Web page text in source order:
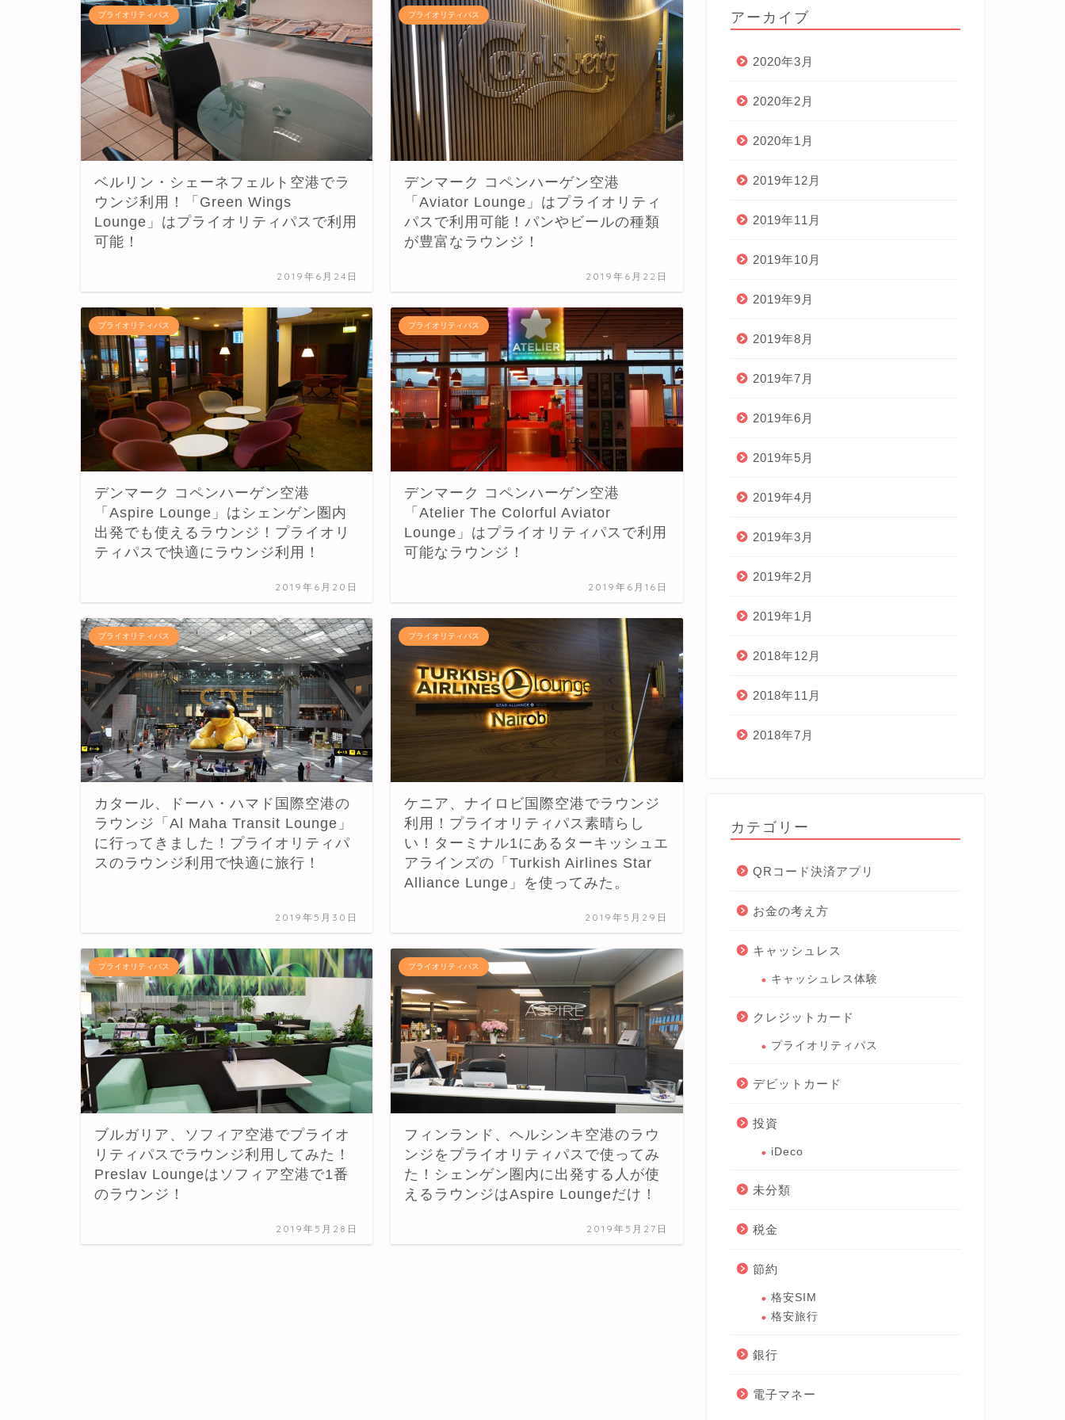
プライオリティパス
ベルリン・シェーネフェルト空港でラ
ウンジ利用！「Green Wings
Lounge」はプライオリティパスで利用
可能！
2019年6月24日
プライオリティパス
デンマーク コペンハーゲン空港
「Aviator Lounge」はプライオリティ
パスで利用可能！パンやビールの種類
が豊富なラウンジ！
2019年6月22日
プライオリティパス
デンマーク コペンハーゲン空港
「Aspire Lounge」はシェンゲン圏内
出発でも使えるラウンジ！プライオリ
ティパスで快適にラウンジ利用！
2019年6月20日
プライオリティパス
デンマーク コペンハーゲン空港
「Atelier The Colorful Aviator
Lounge」はプライオリティパスで利用
可能なラウンジ！
2019年6月16日
プライオリティパス
カタール、ドーハ・ハマド国際空港の
ラウンジ「Al Maha Transit Lounge」
に行ってきました！プライオリティパ
スのラウンジ利用で快適に旅行！
2019年5月30日
プライオリティパス
ケニア、ナイロビ国際空港でラウンジ
利用！プライオリティパス素晴らし
い！ターミナル1にあるターキッシュエ
アラインズの「Turkish Airlines Star
Alliance Lunge」を使ってみた。
2019年5月29日
プライオリティパス
ブルガリア、ソフィア空港でプライオ
リティパスでラウンジ利用してみた！
Preslav Loungeはソフィア空港で1番
のラウンジ！
2019年5月28日
プライオリティパス
フィンランド、ヘルシンキ空港のラウ
ンジをプライオリティパスで使ってみ
た！シェンゲン圏内に出発する人が使
えるラウンジはAspire Loungeだけ！
2019年5月27日
アーカイブ
2020年3月
2020年2月
2020年1月
2019年12月
2019年11月
2019年10月
2019年9月
2019年8月
2019年7月
2019年6月
2019年5月
2019年4月
2019年3月
2019年2月
2019年1月
2018年12月
2018年11月
2018年7月
カテゴリー
QRコード決済アプリ
お金の考え方
キャッシュレス
キャッシュレス体験
クレジットカード
プライオリティパス
デビットカード
投資
iDeco
未分類
税金
節約
格安SIM
格安旅行
銀行
電子マネー